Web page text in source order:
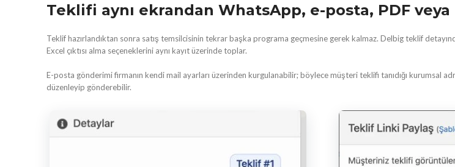
Teklifi aynı ekrandan WhatsApp, e-posta, PDF
Teklif hazırlandıktan sonra satış temsilcisinin tekrar başka programa geçmesine gerek kalmaz. Delbig teklif
Excel çıktısı alma seçeneklerini aynı kayıt üzerinde toplar.
E-posta gönderimi firmanın kendi mail ayarları üzerinden kurgulanabilir; böylece müşteri teklifi tanıdığı kurumsal
düzenleyip gönderebilir.